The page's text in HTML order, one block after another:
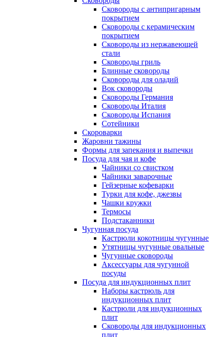
Сковороды с антипригарным
покрытием
Сковороды с керамическим
покрытием
Сковороды из нержавеющей
стали
Сковороды гриль
Блинные сковороды
Сковороды для оладий
Вок сковороды
Сковороды Германия
Сковороды Италия
Сковороды Испания
Сотейники
Скороварки
Жаровни тажины
Формы для запекания и выпечки
Посуда для чая и кофе
Чайники со свистком
Чайники заварочные
Гейзерные кофеварки
Турки для кофе, джезвы
Чашки кружки
Термосы
Подстаканники
Чугунная посуда
Кастрюли кокотницы чугунные
Утятницы чугунные овальные
Чугунные сковороды
Аксессуары для чугунной
посуды
Посуда для индукционных плит
Наборы кастрюль для
индукционных плит
Кастрюли для индукционных
плит
Сковороды для индукционных
плит